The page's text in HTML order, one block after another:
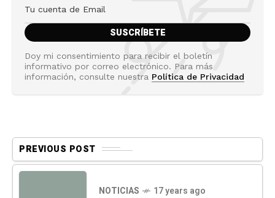
Doy mi consentimiento para recibir el boletín
informativo por correo electrónico. Para más
información, consulte nuestra Política de Privacidad
PREVIOUS POST
NOTICIAS 17 years ago